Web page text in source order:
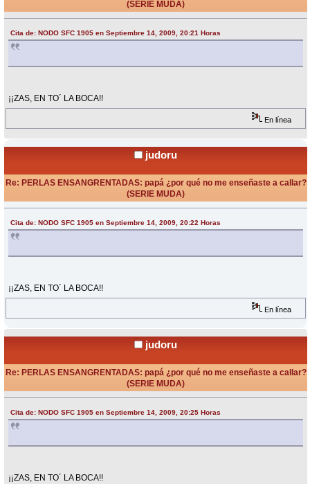
(SERIE MUDA)
Cita de: NODO SFC 1905 en Septiembre 14, 2009, 20:21 Horas
¡¡ZAS, EN TO´ LA BOCA!!
En línea
judoru
Re: PERLAS ENSANGRENTADAS: papá ¿por qué no me enseñaste a callar?
(SERIE MUDA)
Cita de: NODO SFC 1905 en Septiembre 14, 2009, 20:22 Horas
¡¡ZAS, EN TO´ LA BOCA!!
En línea
judoru
Re: PERLAS ENSANGRENTADAS: papá ¿por qué no me enseñaste a callar?
(SERIE MUDA)
Cita de: NODO SFC 1905 en Septiembre 14, 2009, 20:25 Horas
¡¡ZAS, EN TO´ LA BOCA!!